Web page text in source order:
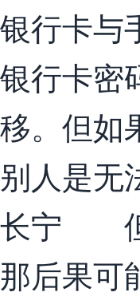
银行卡与
银行卡密
移。但如
别人是无
长宁 但
那后果可